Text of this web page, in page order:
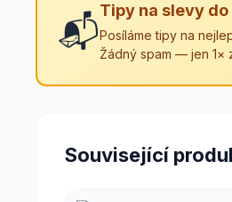
📬
Tipy na slevy
Posíláme tipy na
Žádný spam — jen 1×
Související